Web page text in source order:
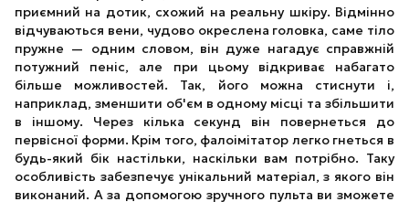
приємний на дотик, схожий на реальну шкіру. Відмінно
відчуваються вени, чудово окреслена головка, саме тіло
пружне — одним словом, він дуже нагадує справжній
потужний пеніс, але при цьому відкриває набагато
більше можливостей. Так, його можна стиснути і,
наприклад, зменшити об'єм в одному місці та збільшити
в іншому. Через кілька секунд він повернеться до
первісної форми. Крім того, фалоімітатор легко гнеться в
будь-який бік настільки, наскільки вам потрібно. Таку
особливість забезпечує унікальний матеріал, з якого він
виконаний. А за допомогою зручного пульта ви зможете